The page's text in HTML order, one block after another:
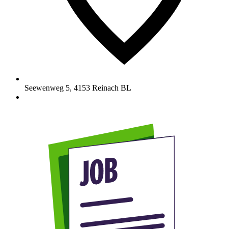
Seewenweg 5, 4153 Reinach BL